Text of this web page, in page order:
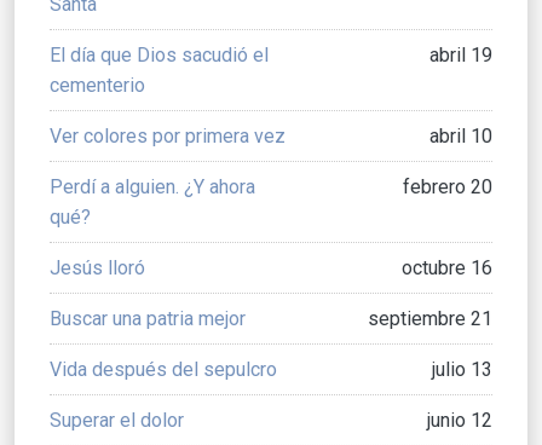
El día que Dios sacudió el
cementerio
abril 19
Ver colores por primera vez abril 10
Perdí a alguien. ¿Y ahora
qué?
febrero 20
Jesús lloró octubre 16
Buscar una patria mejor septiembre 21
Vida después del sepulcro julio 13
Superar el dolor junio 12